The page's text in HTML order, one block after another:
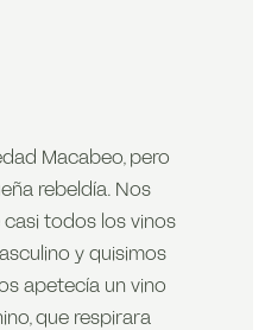
Macabeo, pero
rebeldía. Nos
todos los vinos
y quisimos
apetecía un vino
que respirara